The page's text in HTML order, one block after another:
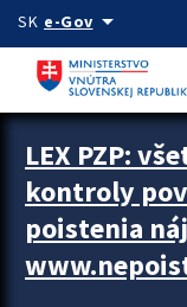
Preskocit na hlavný
SK e-Govarrow_drop_down
Zastavit automatický
LEX PZP:
kontroly
poistenia